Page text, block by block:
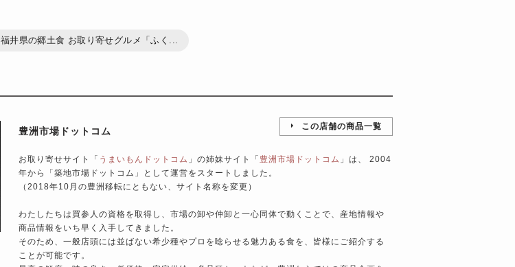
福井県の郷土食 お取り寄せグルメ「ふく...
豊洲市場ドットコム この店舗の商品一覧
お取り寄せサイト「 うまいもんドットコム 」の姉妹サイト「 豊洲市場ドットコム 」は、 2004
年から「築地市場ドットコム」として運営をスタートしました。
（2018年10月の豊洲移転にともない、サイト名称を変更）
わたしたちは買参人の資格を取得し、市場の卸や仲卸と一心同体で動くことで、産地情報や
商品情報をいち早く入手してきました。
そのため、一般店頭には並ばない希少種やプロを唸らせる魅力ある食を、皆様にご紹介する
ことが可能です。